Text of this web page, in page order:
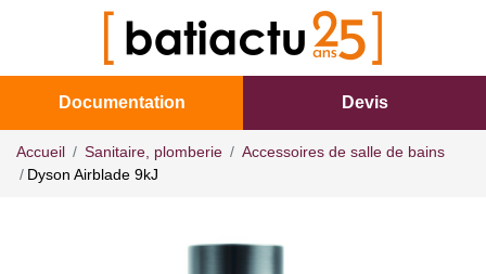
Documentation Devis
Accueil Sanitaire, plomberie
Accessoires de salle de bains
Dyson Airblade 9kJ